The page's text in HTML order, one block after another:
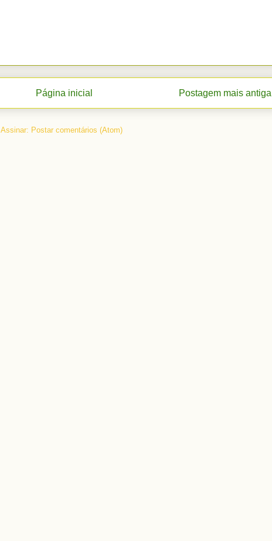
Postagem mais antiga
Página inicial
Assinar: Postar comentários (Atom)